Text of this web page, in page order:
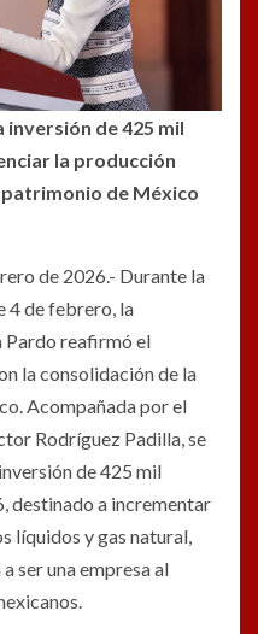
inversión de 425 mil
la producción
de México
de 2026.- Durante la
4 de febrero, la
Pardo reafirmó el
la consolidación de la
Acompañada por el
Rodríguez Padilla, se
de 425 mil
destinado a incrementar
líquidos y gas natural,
ser una empresa al